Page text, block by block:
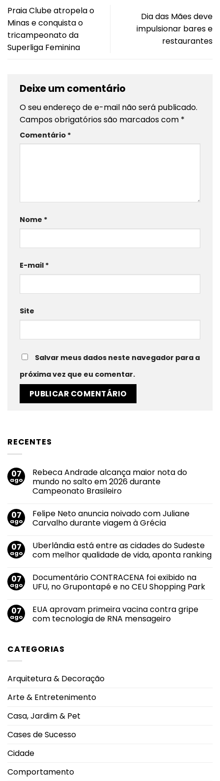
Praia Clube atropela o
Minas e conquista o
tricampeonato da
Superliga Feminina
Dia das Mães deve
impulsionar bares e
restaurantes
Deixe um comentário
O seu endereço de e-mail não será publicado.
Campos obrigatórios são marcados com *
Comentário *
Nome *
E-mail *
Site
Salvar meus dados neste navegador para a
próxima vez que eu comentar.
RECENTES
07
ago
Rebeca Andrade alcança maior nota do
mundo no salto em 2026 durante
Campeonato Brasileiro
em
Rebeca
Andrade
nota
do
mundo
em
2026
durante
07
ago
Felipe Neto anuncia noivado com Juliane
Carvalho durante viagem à Grécia
em
Felipe
Neto
com
Juliane
Carvalho
à
Grécia
07
ago
Uberlândia está entre as cidades do Sudeste
com melhor qualidade de vida, aponta ranking
em
Uberlândia
está
cidades
do
Sudeste
de
vida,
07
ago
Documentário CONTRACENA foi exibido na
UFU, no Grupontapé e no CEU Shopping Park
em
Documentário
CONTRACENA
UFU,
no
CEU
07
ago
EUA aprovam primeira vacina contra gripe
com tecnologia de RNA mensageiro
EUA
aprovam
gripe
de
mensageiro
CATEGORIAS
Arquitetura & Decoração
Arte & Entretenimento
Casa, Jardim & Pet
Cases de Sucesso
Cidade
Comportamento